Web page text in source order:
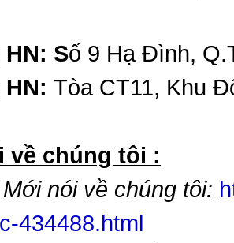
Số 9 Hạ Đình,
Tòa CT11, Khu
về chúng tôi :
nói về chúng tôi:
434488.html